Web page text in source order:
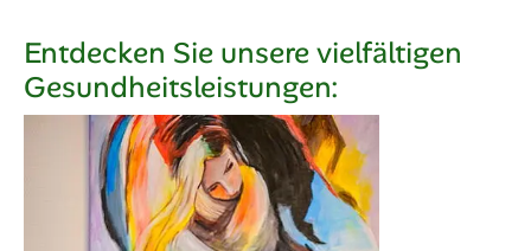
Entdecken Sie unsere vielfältigen
Gesundheitsleistungen: